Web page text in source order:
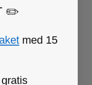
✏️
med 15